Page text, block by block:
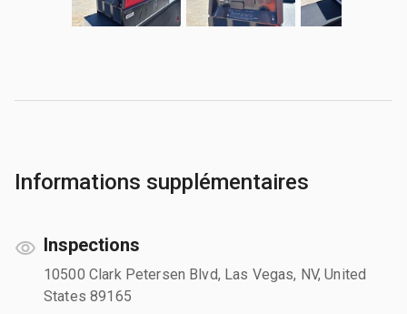
Informations supplémentaires
Inspections
10500 Clark Petersen Blvd, Las Vegas, NV, United
States 89165